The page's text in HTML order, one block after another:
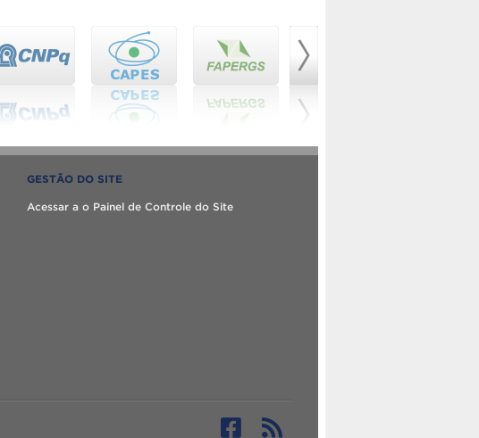
GESTÃO DO SITE
Acessar a o Painel de Controle do Site